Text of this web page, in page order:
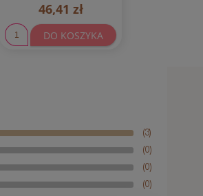
46,41 zł
DO KOSZYKA
(3)
(0)
(0)
(0)